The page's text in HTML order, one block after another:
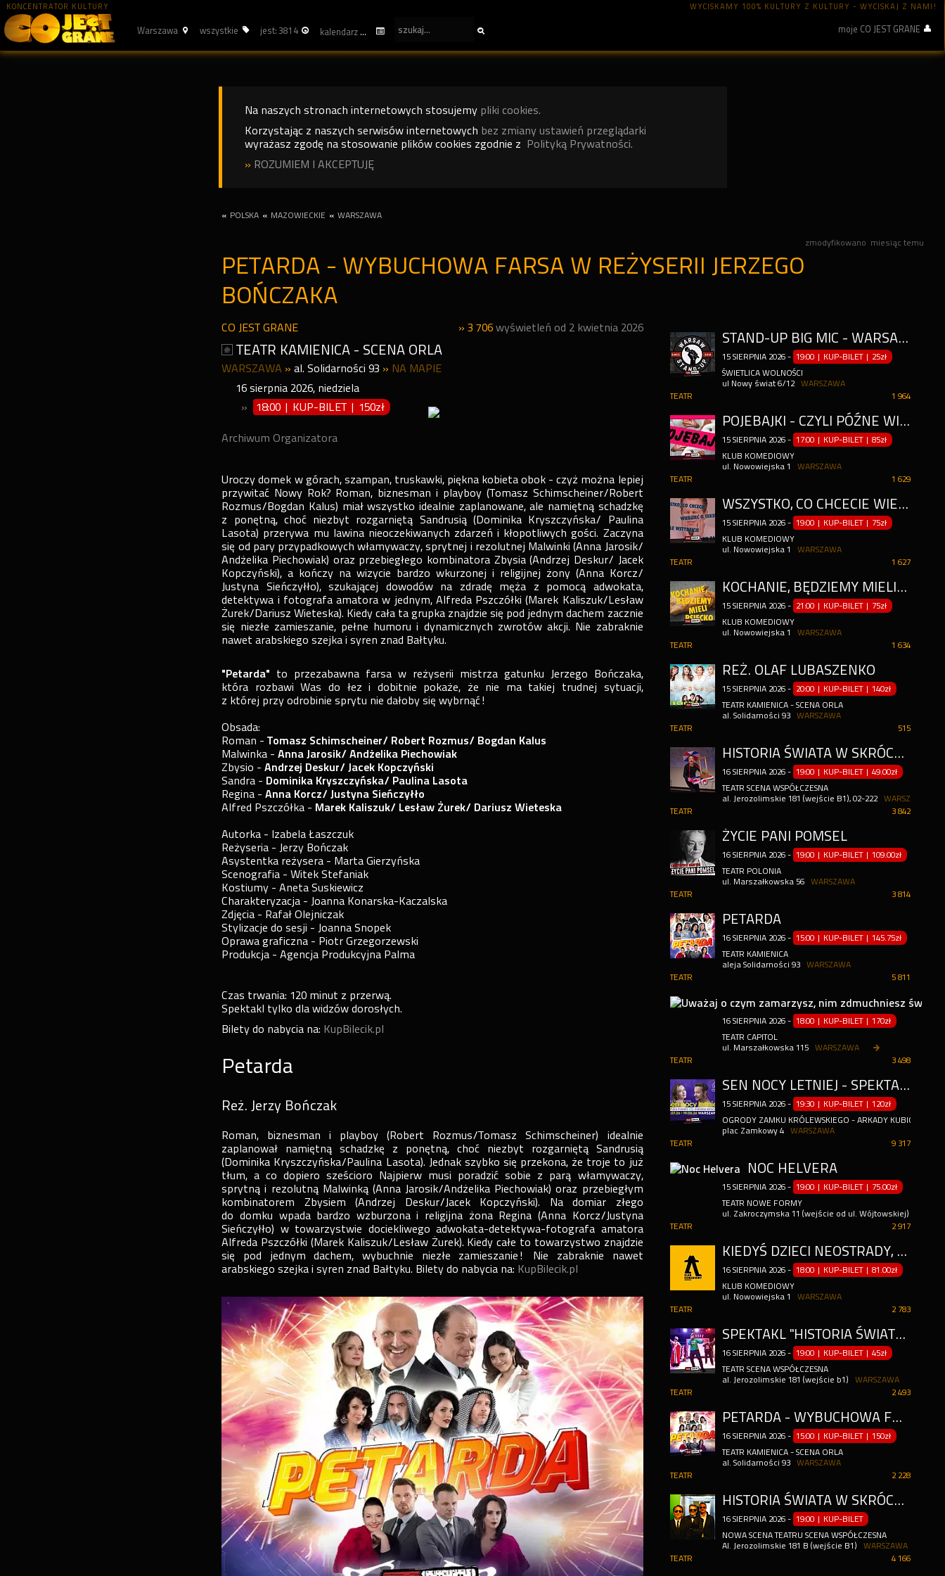
KONCENTRATOR KULTURY WYCISKAMY 100% KULTURY Z KULTURY - WYCISKAJ Z NAMI!
Warszawa wszystkie jest: 3814 kalendarz moje CO JEST GRANE
Na naszych stronach internetowych stosujemy pliki cookies.
Korzystając z naszych serwisów internetowych bez zmiany ustawień przeglądarki
wyrażasz zgodę na stosowanie plików cookies zgodnie z Polityką Prywatności.
» ROZUMIEM I AKCEPTUJĘ
« POLSKA « MAZOWIECKIE « WARSZAWA
zmodyfikowano miesiąc temu
PETARDA - WYBUCHOWA FARSA W REŻYSERII JERZEGO
BOŃCZAKA
CO JEST GRANE » 3 706wyświetleń od 2 kwietnia 2026
TEATR KAMIENICA - SCENA ORLA
WARSZAWA » al. Solidarności 93 » NA MAPIE
16 sierpnia 2026, niedziela
»
18:00 | KUP-BILET | 150zł
Archiwum Organizatora
Uroczy domek w górach, szampan, truskawki, piękna kobieta obok - czyż można lepiej
przywitać Nowy Rok? Roman, biznesman i playboy (Tomasz Schimscheiner/Robert
Rozmus/Bogdan Kalus) miał wszystko idealnie zaplanowane, ale namiętną schadzkę
z ponętną, choć niezbyt rozgarniętą Sandrusią (Dominika Kryszczyńska/ Paulina
Lasota) przerywa mu lawina nieoczekiwanych zdarzeń i kłopotliwych gości. Zaczyna
się od pary przypadkowych włamywaczy, sprytnej i rezolutnej Malwinki (Anna Jarosik/
Andżelika Piechowiak) oraz przebiegłego kombinatora Zbysia (Andrzej Deskur/ Jacek
Kopczyński), a kończy na wizycie bardzo wkurzonej i religijnej żony (Anna Korcz/
Justyna Sieńczyłło), szukającej dowodów na zdradę męża z pomocą adwokata,
detektywa i fotografa amatora w jednym, Alfreda Pszczółki (Marek Kaliszuk/Lesław
Żurek/Dariusz Wieteska). Kiedy cała ta grupka znajdzie się pod jednym dachem zacznie
się niezłe zamieszanie, pełne humoru i dynamicznych zwrotów akcji. Nie zabraknie
nawet arabskiego szejka i syren znad Bałtyku.
"Petarda" to przezabawna farsa w reżyserii mistrza gatunku Jerzego Bończaka,
która rozbawi Was do łez i dobitnie pokaże, że nie ma takiej trudnej sytuacji,
z której przy odrobinie sprytu nie dałoby się wybrnąć!
Obsada:
Roman -Tomasz Schimscheiner/ Robert Rozmus/ Bogdan Kalus
Malwinka -Anna Jarosik/ Andżelika Piechowiak
Zbysio -Andrzej Deskur/ Jacek Kopczyński
Sandra - Dominika Kryszczyńska/ Paulina Lasota
Regina -Anna Korcz/ Justyna Sieńczyłło
Alfred Pszczółka - Marek Kaliszuk/ Lesław Żurek/ Dariusz Wieteska
Autorka - Izabela Łaszczuk
Reżyseria - Jerzy Bończak
Asystentka reżysera - Marta Gierzyńska
Scenografia - Witek Stefaniak
Kostiumy - Aneta Suskiewicz
Charakteryzacja - Joanna Konarska-Kaczalska
Zdjęcia - Rafał Olejniczak
Stylizacje do sesji - Joanna Snopek
Oprawa graficzna - Piotr Grzegorzewski
Produkcja - Agencja Produkcyjna Palma
Czas trwania: 120 minut z przerwą.
Spektakl tylko dla widzów dorosłych.
Bilety do nabycia na: KupBilecik.pl
Petarda
Reż. Jerzy Bończak
Roman, biznesman i playboy (Robert Rozmus/Tomasz Schimscheiner) idealnie
zaplanował namiętną schadzkę z ponętną, choć niezbyt rozgarniętą Sandrusią
(Dominika Kryszczyńska/Paulina Lasota). Jednak szybko się przekona, że troje to już
tłum, a co dopiero sześcioro Najpierw musi poradzić sobie z parą włamywaczy,
sprytną i rezolutną Malwinką (Anna Jarosik/Andżelika Piechowiak) oraz przebiegłym
kombinatorem Zbysiem (Andrzej Deskur/Jacek Kopczyński). Na domiar złego
do domku wpada bardzo wzburzona i religijna żona Regina (Anna Korcz/Justyna
Sieńczyłło) w towarzystwie dociekliwego adwokata-detektywa-fotografa amatora
Alfreda Pszczółki (Marek Kaliszuk/Lesław Żurek). Kiedy całe to towarzystwo znajdzie
się pod jednym dachem, wybuchnie niezłe zamieszanie! Nie zabraknie nawet
arabskiego szejka i syren znad Bałtyku. Bilety do nabycia na: KupBilecik.pl
STAND-UP BIG MIC - WARSAW STAND-UP X DAREN GALITSKA
15 SIERPNIA 2026 - 19:00 | KUP-BILET | 25zł
ŚWIETLICA WOLNOŚCI
ul Nowy świat 6/12
WARSZAWA
1 964
TEATR
POJEBAJKI - CZYLI PÓŹNE WIECZORYNKI DLA DOROSŁYCH
15 SIERPNIA 2026 - 17:00 | KUP-BILET |85zł
KLUB KOMEDIOWY
ul. Nowowiejska 1
WARSZAWA
1 629
TEATR
WSZYSTKO, CO CHCECIE WIEDZIEĆ O SEKSIE, ALE WSTYDZICIE SIĘ ZAPYTAĆ
15 SIERPNIA 2026 - 19:00 | KUP-BILET | 75zł
KLUB KOMEDIOWY
ul. Nowowiejska 1
WARSZAWA
1 627
TEATR
KOCHANIE, BĘDZIEMY MIELI PSIECKO - SPEKTAKL IMPRO
15 SIERPNIA 2026 - 21:00 | KUP-BILET | 75zł
KLUB KOMEDIOWY
ul. Nowowiejska 1
WARSZAWA
1 634
TEATR
REŻ. OLAF LUBASZENKO
15 SIERPNIA 2026 - 20:00 | KUP-BILET |140zł
TEATR KAMIENICA - SCENA ORLA
al. Solidarności 93
WARSZAWA
515
TEATR
HISTORIA ŚWIATA W SKRÓCONEJ WERSJI
16 SIERPNIA 2026 - 19:00 | KUP-BILET |49.00zł
TEATR SCENA WSPÓŁCZESNA
al. Jerozolimskie 181 (wejście B1), 02-222
WARSZAWA
3 842
TEATR
ŻYCIE PANI POMSEL
16 SIERPNIA 2026 - 19:00 | KUP-BILET |109.00zł
TEATR POLONIA
ul. Marszałkowska 56
WARSZAWA
3 814
TEATR
PETARDA
16 SIERPNIA 2026 - 15:00 | KUP-BILET |145.75zł
TEATR KAMIENICA
aleja Solidarności 93
WARSZAWA
5 811
TEATR
16 SIERPNIA 2026 - 18:00 | KUP-BILET |170zł
TEATR CAPITOL
ul. Marszałkowska 115
WARSZAWA
3 498
TEATR
SEN NOCY LETNIEJ - SPEKTAKL PLENEROWY
15 SIERPNIA 2026 - 19:30 | KUP-BILET |120zł
OGRODY ZAMKU KRÓLEWSKIEGO - ARKADY KUBICKIEGO
plac Zamkowy 4
WARSZAWA
9 317
TEATR
NOC HELVERA
15 SIERPNIA 2026 - 19:00 | KUP-BILET | 75.00zł
TEATR NOWE FORMY
ul. Zakroczymska 11 (wejście od ul. Wójtowskiej) .
2 917
TEATR
KIEDYŚ DZIECI NEOSTRADY, TERAZ DOROŚLI NIEWOLNICY STRAVY - IMPRO POWERED BY COCA COLA
16 SIERPNIA 2026 - 18:00 | KUP-BILET |81.00zł
KLUB KOMEDIOWY
ul. Nowowiejska 1
WARSZAWA
2 783
TEATR
SPEKTAKL "HISTORIA ŚWIATA W SKRÓCONEJ WERSJI"
16 SIERPNIA 2026 - 19:00 | KUP-BILET |45zł
TEATR SCENA WSPÓŁCZESNA
al. Jerozolimskie 181 (wejście b1)
WARSZAWA
2 493
TEATR
PETARDA - WYBUCHOWA FARSA W REŻYSERII JERZEGO BOŃCZAKA
16 SIERPNIA 2026 - 15:00 | KUP-BILET |150zł
TEATR KAMIENICA - SCENA ORLA
al. Solidarności 93
WARSZAWA
2 228
TEATR
HISTORIA ŚWIATA W SKRÓCONEJ WERSJI // TEATR SCENA WSPÓŁCZESNA
16 SIERPNIA 2026 - 19:00 | KUP-BILET
NOWA SCENA TEATRU SCENA WSPÓŁCZESNA
Al. Jerozolimskie 181 B (wejście B1)
WARSZAWA
4 166
TEATR